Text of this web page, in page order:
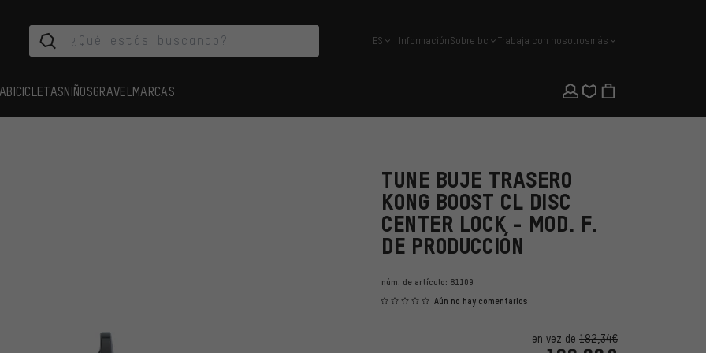
español
ES InformaciónSobre bc Trabaja con nosotrosmás
BICICLETASNIÑOSGRAVEL MARCAS
TUNE BUJE TRASERO
KONG BOOST CL DISC
CENTER LOCK - MOD. F.
DE PRODUCCIÓN
núm. de artículo: 81109
Aún no hay comentarios
en vez de 182,34€